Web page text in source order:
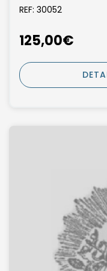
REF: 30052
125,00€